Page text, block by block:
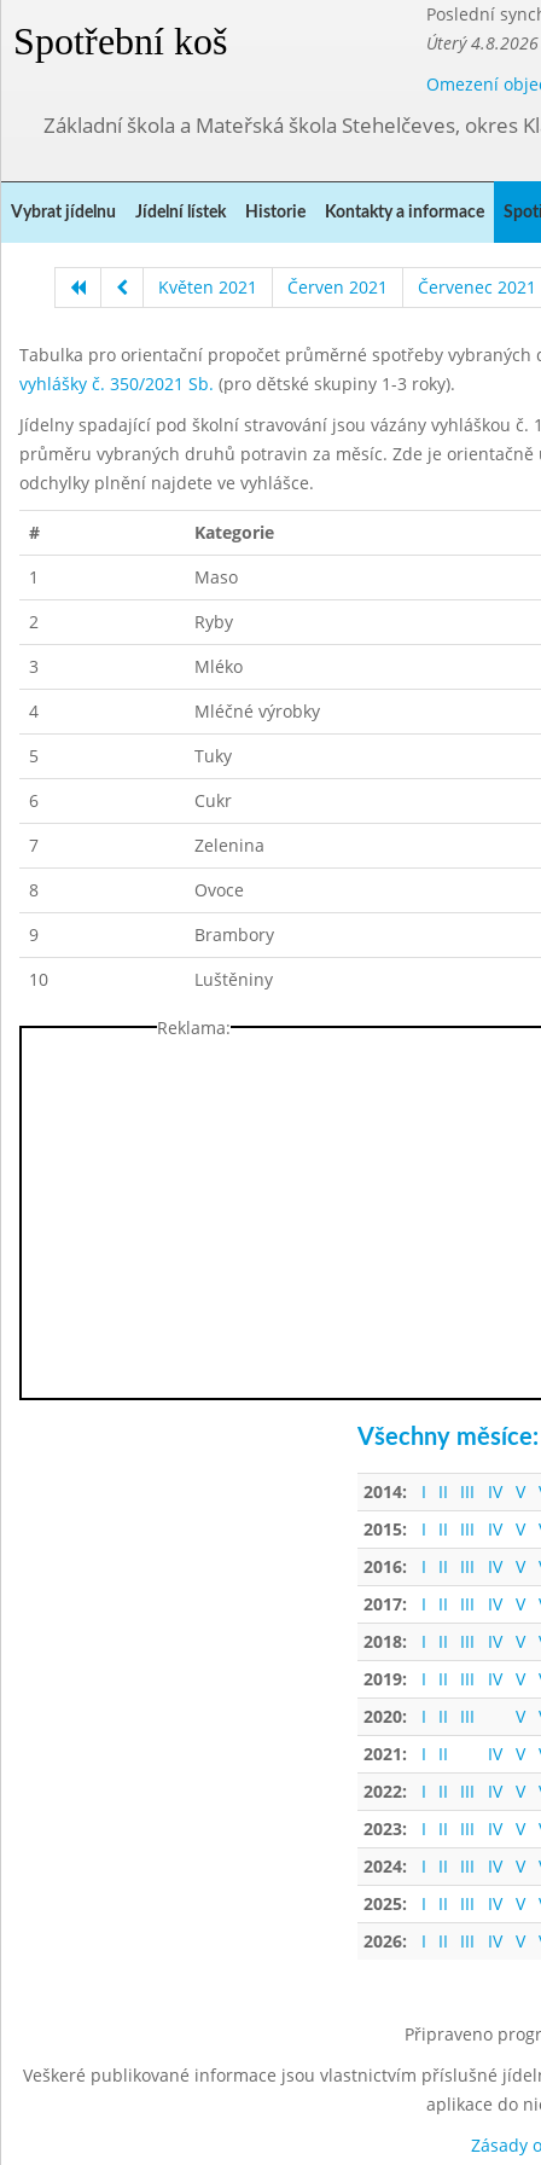
Spotřební koš
Poslední
Úterý
Omezení
Základní škola a Mateřská škola Stehelčeves, okres
Vybrat jídelnu Jídelní lístek Historie Kontakty a informace
Květen 2021 Červen 2021 Červenec 2021
Tabulka pro orientační propočet průměrné spotřeby
vyhlášky č. 350/2021 Sb. (pro dětské skupiny 1-3 roky).
Jídelny spadající pod školní stravování jsou vázány vyhláškou
průměru vybraných druhů potravin za měsíc. Zde je
odchylky plnění najdete ve vyhlášce.
#
Kategorie
1
Maso
2
Ryby
3
Mléko
4
Mléčné výrobky
5
Tuky
6
Cukr
7
Zelenina
8
Ovoce
9
Brambory
10
Luštěniny
Reklama:
Všechny měsíce:
2014: I II III IV V
2015:
I II III IV V
2016:
I II III IV V
2017:
I II III IV V
2018:
I II III IV V
2019:
I II III IV V
2020:
I II III V
2021:
I II IV V
2022:
I II III IV V
2023:
I II III IV V
2024:
I II III IV V
2025:
I II III IV V
2026:
I II III IV V
Připraveno
Veškeré publikované informace jsou vlastnictvím příslušné
aplikace do
Zásady